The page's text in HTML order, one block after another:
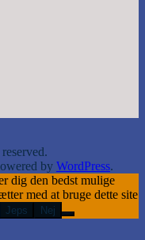
by WordPress.
dig den bedst mulige
med at bruge dette site
Jeps Nej